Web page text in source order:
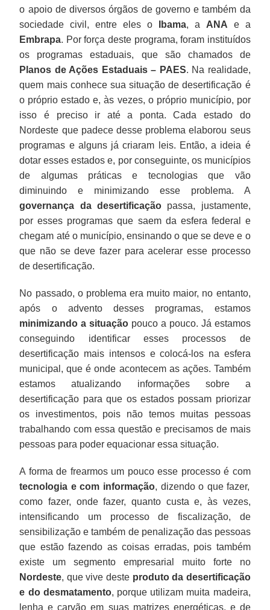
o apoio de diversos órgãos de governo e também da
sociedade civil, entre eles o
Ibama, a ANA e a
Embrapa. Por força deste programa, foram instituídos
os programas estaduais, que são chamados de
Planos de Ações Estaduais – PAES. Na realidade,
quem mais conhece sua situação de desertificação é
o próprio estado e, às vezes, o próprio município, por
isso é preciso ir até a ponta. Cada estado do
Nordeste que padece desse problema elaborou seus
programas e alguns já criaram leis. Então, a ideia é
dotar esses estados e, por conseguinte, os municípios
de algumas práticas e tecnologias que vão
diminuindo e minimizando esse problema. A
governança da desertificação passa, justamente,
por esses programas que saem da esfera federal e
chegam até o município, ensinando o que se deve e o
que não se deve fazer para acelerar esse processo
de desertificação.
No passado, o problema era muito maior, no entanto,
após o advento desses programas, estamos
minimizando a situação pouco a pouco. Já estamos
conseguindo identificar esses processos de
desertificação mais intensos e colocá-los na esfera
municipal, que é onde acontecem as ações. Também
estamos atualizando informações sobre a
desertificação para que os estados possam priorizar
os investimentos, pois não temos muitas pessoas
trabalhando com essa questão e precisamos de mais
pessoas para poder equacionar essa situação.
A forma de frearmos um pouco esse processo é com
tecnologia e com informação, dizendo o que fazer,
como fazer, onde fazer, quanto custa e, às vezes,
intensificando um processo de fiscalização, de
sensibilização e também de penalização das pessoas
que estão fazendo as coisas erradas, pois também
existe um segmento empresarial muito forte no
Nordeste, que vive deste produto da desertificação
e do desmatamento, porque utilizam muita madeira,
lenha e carvão em suas matrizes energéticas, e de